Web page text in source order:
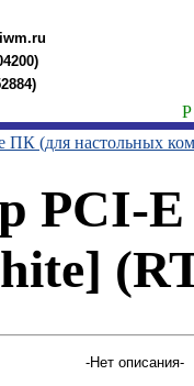
(для настольных
PCI-
-Нет описания-